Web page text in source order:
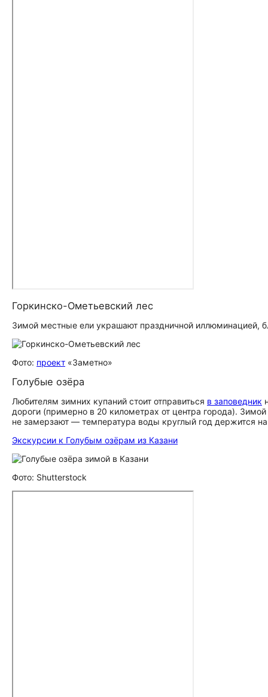
Горкинско-Ометьевский лес
Зимой местные ели украшают праздничной иллюминацией,
Фото: проект «Заметно»
Голубые озёра
Любителям зимних купаний стоит отправиться в заповедник
дороги (примерно в 20 километрах от центра города).
не замерзают — температура воды круглый год держится
Экскурсии к Голубым озёрам из Казани
Фото: Shutterstock